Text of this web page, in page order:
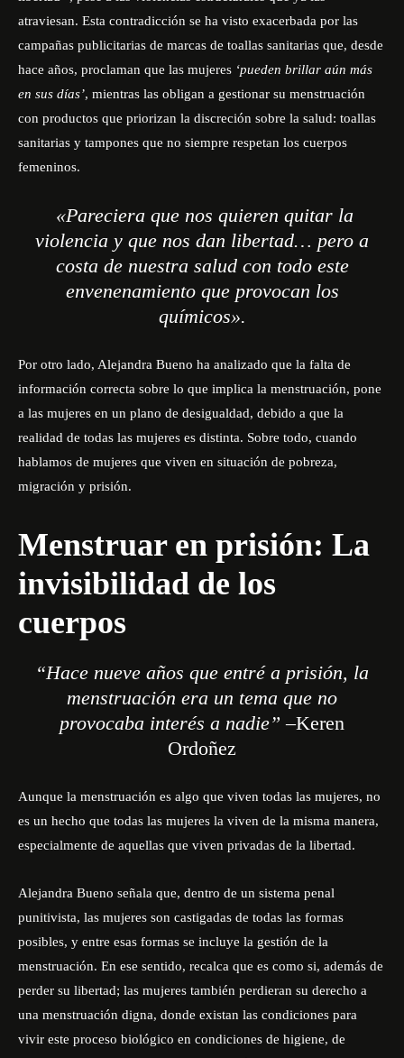
atraviesan. Esta contradicción se ha visto exacerbada por las
campañas publicitarias de marcas de toallas sanitarias que, desde
hace años, proclaman que las mujeres ‘pueden brillar aún más
en sus días’, mientras las obligan a gestionar su menstruación
con productos que priorizan la discreción sobre la salud: toallas
sanitarias y tampones que no siempre respetan los cuerpos
femeninos.
«Pareciera que nos quieren quitar la
violencia y que nos dan libertad… pero a
costa de nuestra salud con todo este
envenenamiento que provocan los
químicos».
Por otro lado, Alejandra Bueno ha analizado que la falta de
información correcta sobre lo que implica la menstruación, pone
a las mujeres en un plano de desigualdad, debido a que la
realidad de todas las mujeres es distinta. Sobre todo, cuando
hablamos de mujeres que viven en situación de pobreza,
migración y prisión.
Menstruar en prisión: La
invisibilidad de los
cuerpos
“Hace nueve años que entré a prisión, la
menstruación era un tema que no
provocaba interés a nadie” –Keren
Ordoñez
Aunque la menstruación es algo que viven todas las mujeres, no
es un hecho que todas las mujeres la viven de la misma manera,
especialmente de aquellas que viven privadas de la libertad.
Alejandra Bueno señala que, dentro de un sistema penal
punitivista, las mujeres son castigadas de todas las formas
posibles, y entre esas formas se incluye la gestión de la
menstruación. En ese sentido, recalca que es como si, además de
perder su libertad; las mujeres también perdieran su derecho a
una menstruación digna, donde existan las condiciones para
vivir este proceso biológico en condiciones de higiene, de